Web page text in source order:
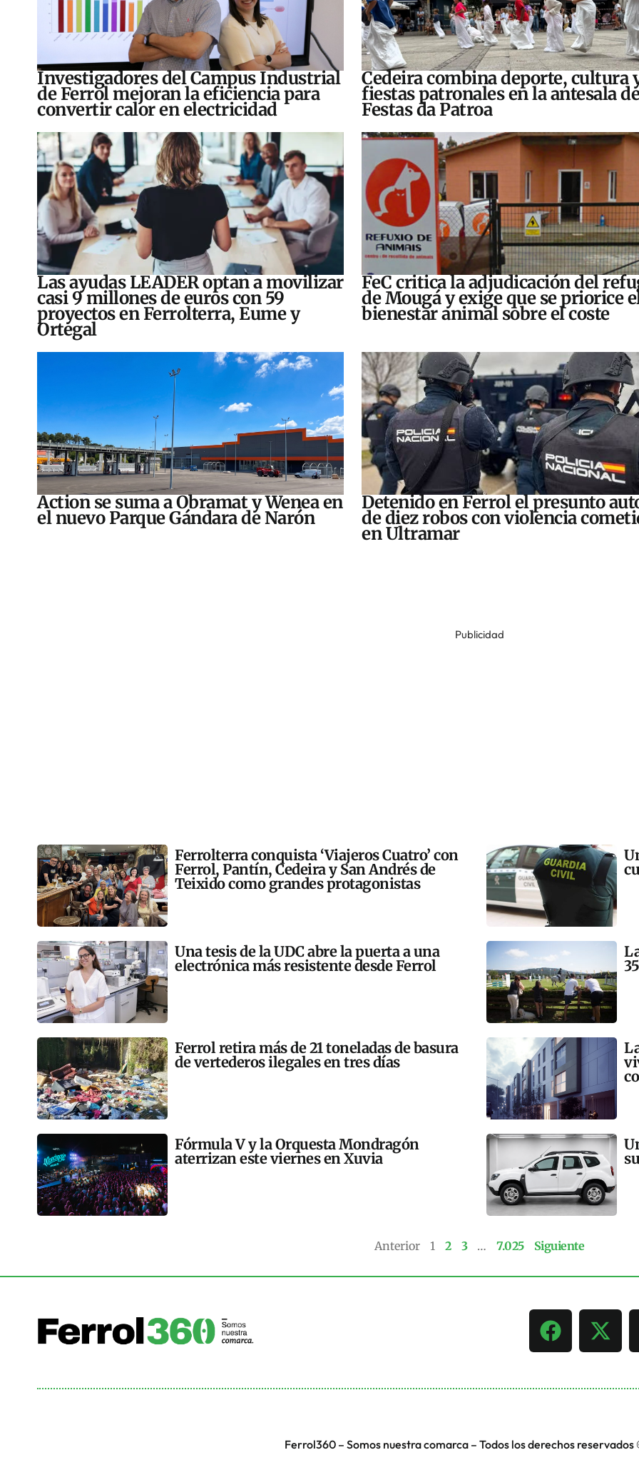
Investigadores del Campus Industrial
de Ferrol mejoran la eficiencia para
convertir calor en electricidad
Cedeira combina deporte, cultura
fiestas patronales en la antesala
Festas da Patroa
Las ayudas LEADER optan a movilizar
casi 9 millones de euros con 59
proyectos en Ferrolterra, Eume y
Ortegal
FeC critica la adjudicación del
de Mougá y exige que se priorice
bienestar animal sobre el coste
Action se suma a Obramat y Wenea en
el nuevo Parque Gándara de Narón
Detenido en Ferrol el presunto
de diez robos con violencia
en Ultramar
Publicidad
Ferrolterra conquista ‘Viajeros Cuatro’ con
Ferrol, Pantín, Cedeira y San Andrés de
Teixido como grandes protagonistas
Una tesis de la UDC abre la puerta a una
electrónica más resistente desde Ferrol
Ferrol retira más de 21 toneladas de basura
de vertederos ilegales en tres días
Fórmula V y la Orquesta Mondragón
aterrizan este viernes en Xuvia
Anterior 1 2 3 … 7.025 Siguiente
Ferrol360 – Somos nuestra comarca – Todos los derechos